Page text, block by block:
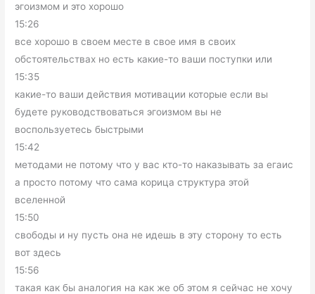
эгоизмом и это хорошо
15:26
все хорошо в своем месте в свое имя в своих
обстоятельствах но есть какие-то ваши поступки или
15:35
какие-то ваши действия мотивации которые если вы
будете руководствоваться эгоизмом вы не
воспользуетесь быстрыми
15:42
методами не потому что у вас кто-то наказывать за егаис
а просто потому что сама корица структура этой
вселенной
15:50
свободы и ну пусть она не идешь в эту сторону то есть
вот здесь
15:56
такая как бы аналогия на как же об этом я сейчас не хочу